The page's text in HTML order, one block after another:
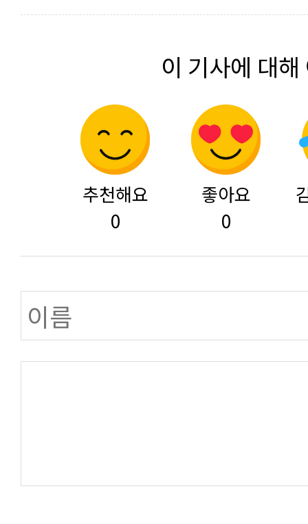
이 기사에 대
추천해요
0
좋아요
0